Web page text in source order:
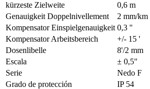
kürzeste Zielweite
0,6 m
Genauigkeit Doppelnivellement
2 mm/km
Kompensator Einspielgenauigkeit 0,3 ''
Kompensator Arbeitsbereich
+/- 15 '
Dosenlibelle
8'/2 mm
Escala
± 0,5"
Serie
Nedo F
Grado de protección
IP 54